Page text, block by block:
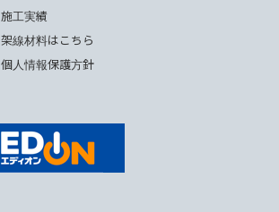
施工実績
架線材料はこちら
個人情報保護方針